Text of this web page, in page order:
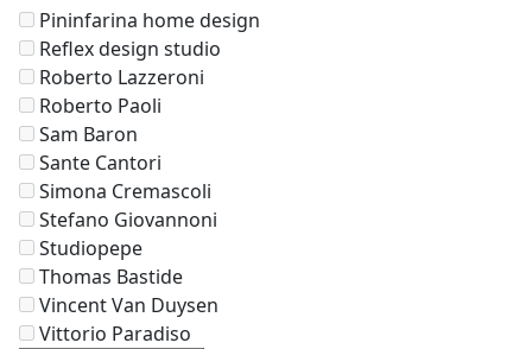
Pininfarina home design
Reflex design studio
Roberto Lazzeroni
Roberto Paoli
Sam Baron
Sante Cantori
Simona Cremascoli
Stefano Giovannoni
Studiopepe
Thomas Bastide
Vincent Van Duysen
Vittorio Paradiso